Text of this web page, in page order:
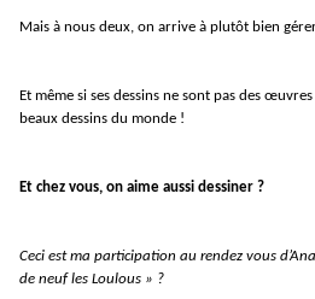
Mais à nous deux, on arrive à plutôt bien
Et même si ses dessins ne sont pas des
beaux dessins du monde !
Et chez vous, on aime aussi dessiner ?
Ceci est ma participation au rendez vous
de neuf les Loulous » ?